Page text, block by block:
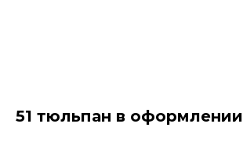
51 тюльпан в оформлении